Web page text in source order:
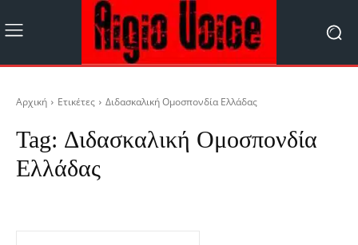
Αρχική Ετικέτες Διδασκαλική Ομοσπονδία Ελλάδας
Tag: Διδασκαλική Ομοσπονδία
Ελλάδας